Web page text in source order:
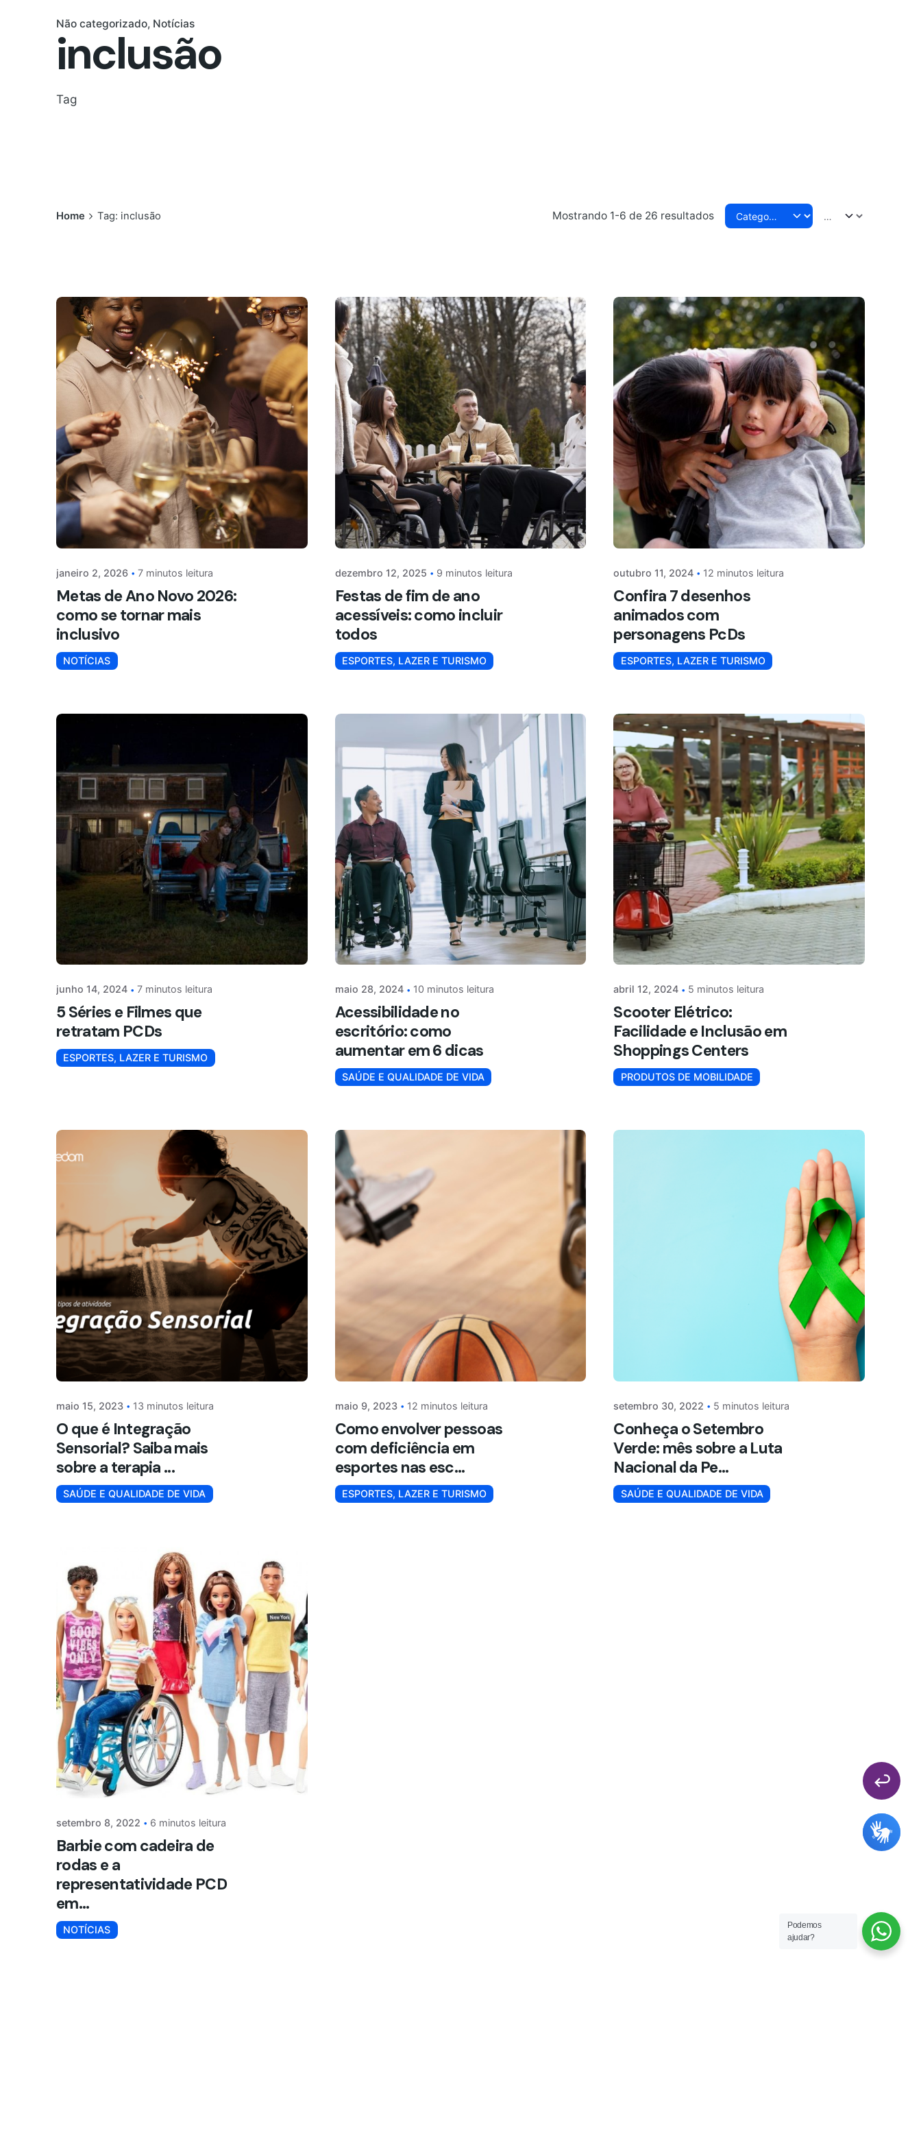
Não categorizado Notícias
inclusão
Tag
Home Tag: inclusão Mostrando 1-6 de 26 resultados
janeiro 2, 2026 7 minutos leitura
Metas de Ano Novo 2026:
como se tornar mais
inclusivo
NOTÍCIAS
dezembro 12, 2025 9 minutos leitura
Festas de fim de ano
acessíveis: como incluir
todos
ESPORTES, LAZER E TURISMO
outubro 11, 2024 12 minutos leitura
Confira 7 desenhos
animados com
personagens PcDs
ESPORTES, LAZER E TURISMO
junho 14, 2024 7 minutos leitura
5 Séries e Filmes que
retratam PCDs
ESPORTES, LAZER E TURISMO
maio 28, 2024 10 minutos leitura
Acessibilidade no
escritório: como
aumentar em 6 dicas
SAÚDE E QUALIDADE DE VIDA
abril 12, 2024 5 minutos leitura
Scooter Elétrico:
Facilidade e Inclusão em
Shoppings Centers
PRODUTOS DE MOBILIDADE
maio 15, 2023 13 minutos leitura
O que é Integração
Sensorial? Saiba mais
sobre a terapia ...
SAÚDE E QUALIDADE DE VIDA
maio 9, 2023 12 minutos leitura
Como envolver pessoas
com deficiência em
esportes nas esc...
ESPORTES, LAZER E TURISMO
setembro 30, 2022 5 minutos leitura
Conheça o Setembro
Verde: mês sobre a Luta
Nacional da Pe...
SAÚDE E QUALIDADE DE VIDA
setembro 8, 2022 6 minutos leitura
Barbie com cadeira de
rodas e a
representatividade PCD
em...
NOTÍCIAS
© 2025 Freedom. Todos os direitos reservados.
Podemos
ajudar?